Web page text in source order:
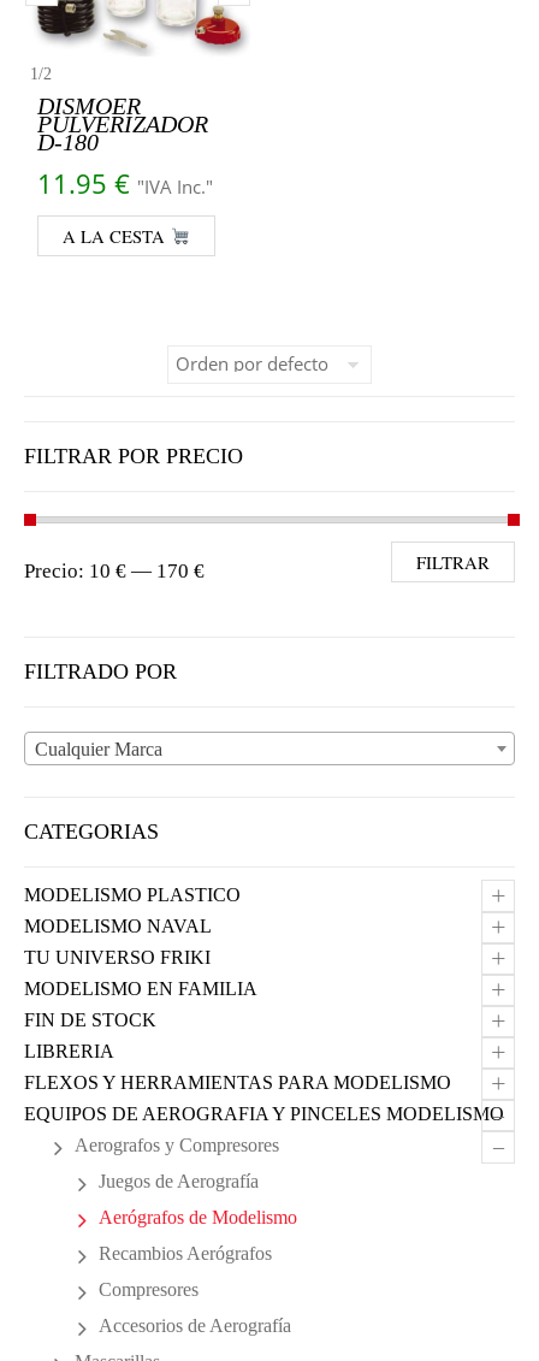
FILTRAR POR PRECIO
FILTRAR
Precio: 10 € — 170 €
FILTRADO POR
Cualquier Marca
CATEGORIAS
+
MODELISMO PLASTICO
+
MODELISMO NAVAL
+
TU UNIVERSO FRIKI
+
MODELISMO EN FAMILIA
+
FIN DE STOCK
+
LIBRERIA
+
FLEXOS Y HERRAMIENTAS PARA MODELISMO
–
EQUIPOS DE AEROGRAFIA Y PINCELES MODELISMO
–
Aerografos y Compresores
Juegos de Aerografía
Aerógrafos de Modelismo
Recambios Aerógrafos
Compresores
Accesorios de Aerografía
1/2
DISMOER
PULVERIZADOR
D-180
11.95 € "IVA Inc."
A LA CESTA